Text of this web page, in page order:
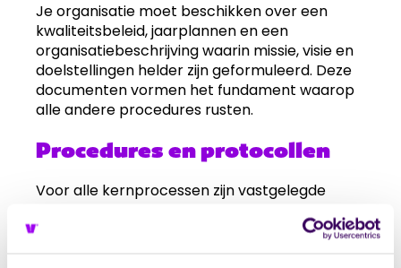
Je organisatie moet beschikken over een
kwaliteitsbeleid, jaarplannen en een
organisatiebeschrijving waarin missie, visie en
doelstellingen helder zijn geformuleerd. Deze
documenten vormen het fundament waarop
alle andere procedures rusten.
Procedures en protocollen
Voor alle kernprocessen zijn vastgelegde
behandelprotocollen, medicatieveiligheid en